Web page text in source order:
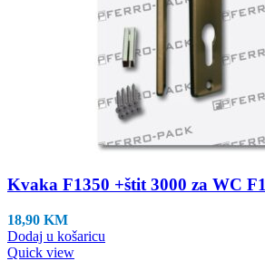
Kvaka F1350 +štit 3000 za WC F1
18,90 KM
Dodaj u košaricu
Quick view